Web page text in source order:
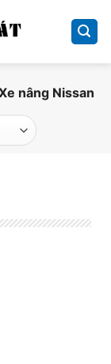
nâng Nissan